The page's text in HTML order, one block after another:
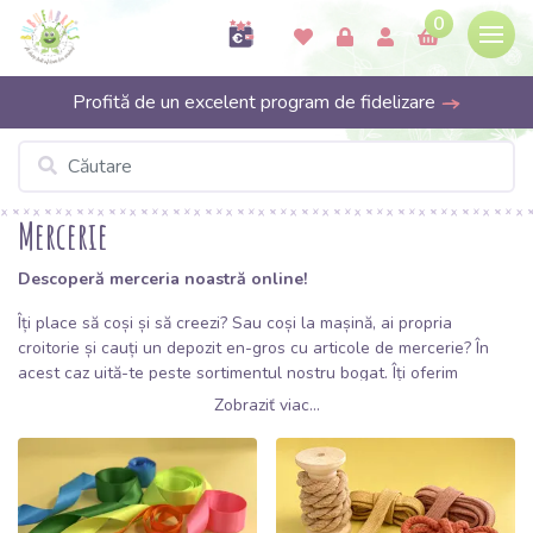
0
Profită de un excelent program de fidelizare
Mercerie
Descoperă merceria noastră online!
Îți place să coși și să creezi? Sau coși la mașină, ai propria
croitorie și cauți un depozit en-gros cu articole de mercerie? În
acest caz uită-te peste sortimentul nostru bogat. Îți oferim
articole de mercerie de calitate la prețuri avantajoase care să se
Merceria noastră include o gamă largă de panglici colorate care
vor decora rochiile tale și multe alte creații. Toate panglicile
noastre sunt fabricate din materiale de înaltă calitate la cele mai
Zobraziť viac...